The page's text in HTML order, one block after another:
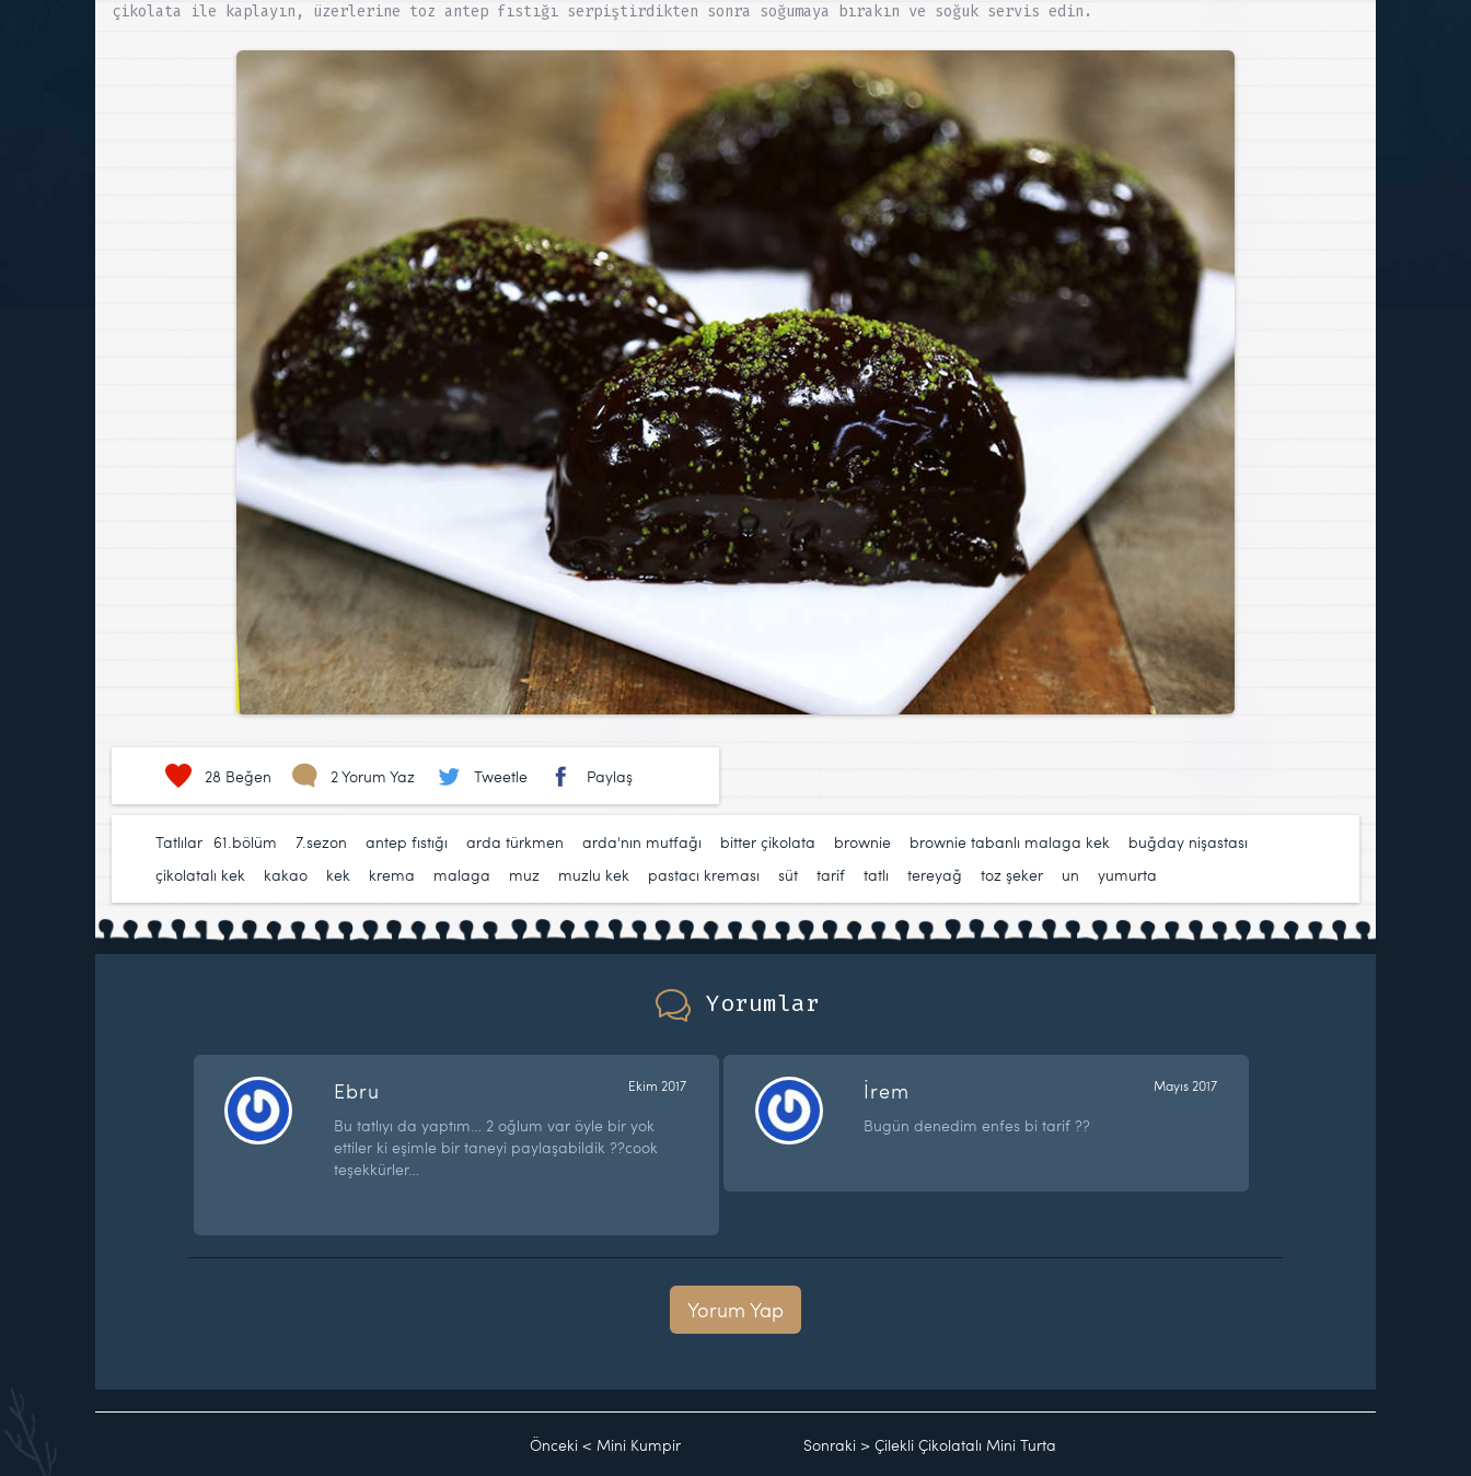
çikolata ile kaplayın, üzerlerine toz antep fıstığı serpiştirdikten sonra soğumaya bırakın ve soğuk servis edin.
28 Beğen 2 Yorum Yaz Tweetle Paylaş
Tatlılar 61.bölüm 7.sezon antep fıstığı arda türkmen arda'nın mutfağı bitter çikolata brownie brownie tabanlı malaga kek buğday nişastası
çikolatalı kek
kakao kek krema malaga muz muzlu kek pastacı kreması süt tarif tatlı tereyağ toz şeker un yumurta
Yorumlar
Ebru Ekim 2017
Bu tatlıyı da yaptım… 2 oğlum var öyle bir yok
ettiler ki eşimle bir taneyi paylaşabildik ??cook
teşekkürler…
İrem Mayıs 2017
Bugün denedim enfes bi tarif ??
Yorum Yap
Önceki < Mini Kumpir Sonraki > Çilekli Çikolatalı Mini Turta